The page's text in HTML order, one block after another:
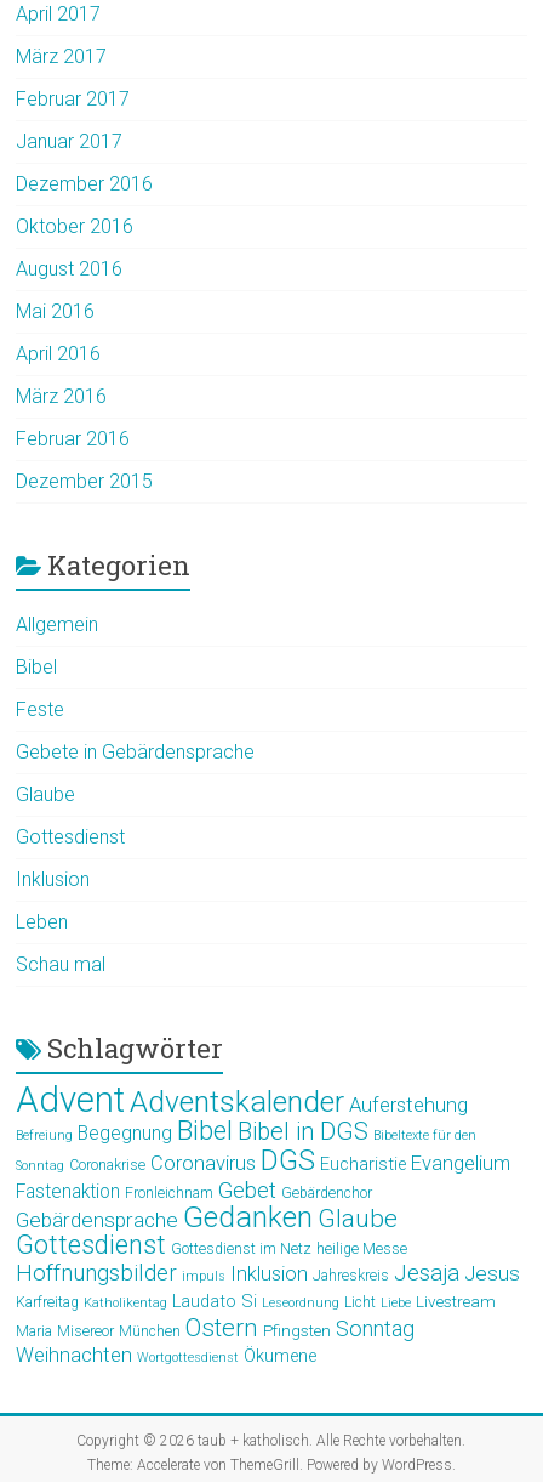
April 2017
März 2017
Februar 2017
Januar 2017
Dezember 2016
Oktober 2016
August 2016
Mai 2016
April 2016
März 2016
Februar 2016
Dezember 2015
Kategorien
Allgemein
Bibel
Feste
Gebete in Gebärdensprache
Glaube
Gottesdienst
Inklusion
Leben
Schau mal
Schlagwörter
AdventAdventskalender Auferstehung
Befreiung Begegnung Bibel Bibel in DGS Bibeltexte für den
Sonntag Coronakrise Coronavirus DGS Eucharistie Evangelium
Fastenaktion Fronleichnam Gebet Gebärdenchor
Gebärdensprache Gedanken Glaube
Gottesdienst Gottesdienst im Netz heilige Messe
Hoffnungsbilder impuls Inklusion Jahreskreis Jesaja Jesus
Karfreitag Katholikentag Laudato Si Leseordnung Licht Liebe Livestream
Maria Misereor München Ostern Pfingsten Sonntag
Weihnachten Wortgottesdienst Ökumene
Copyright © 2026taub + katholisch. Alle Rechte vorbehalten.
Theme: Acceleratevon ThemeGrill. Powered by WordPress.